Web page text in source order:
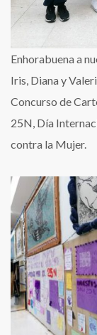
Enhorabuena a
Iris, Diana y
Concurso de
25N, Día
contra la Mujer.